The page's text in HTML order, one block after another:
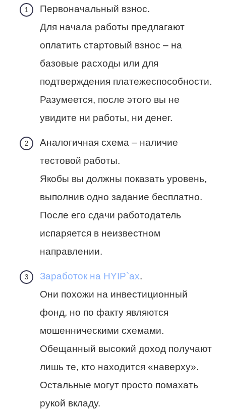
Первоначальный взнос.
Для начала работы предлагают
оплатить стартовый взнос – на
базовые расходы или для
подтверждения платежеспособности.
Разумеется, после этого вы не
увидите ни работы, ни денег.
Аналогичная схема – наличие
тестовой работы.
Якобы вы должны показать уровень,
выполнив одно задание бесплатно.
После его сдачи работодатель
испаряется в неизвестном
направлении.
Заработок на HYIP`ах.
Они похожи на инвестиционный
фонд, но по факту являются
мошенническими схемами.
Обещанный высокий доход получают
лишь те, кто находится «наверху».
Остальные могут просто помахать
рукой вкладу.